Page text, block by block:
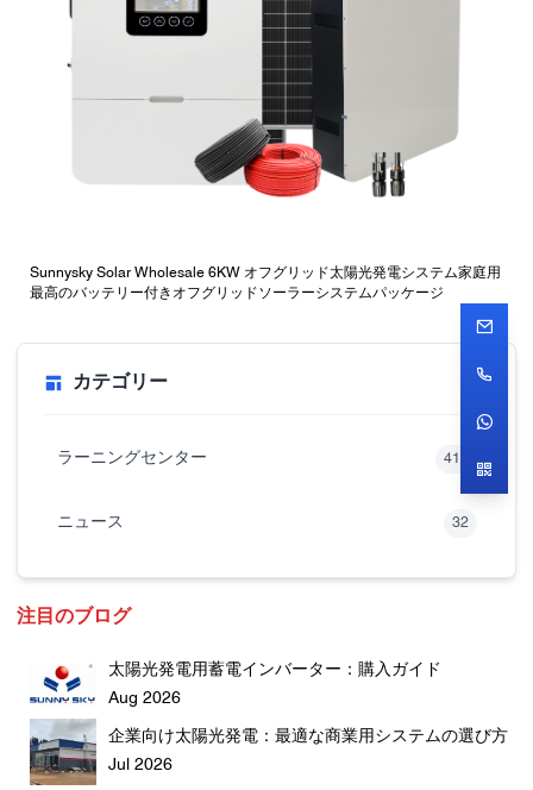
Sunnysky Solar Wholesale 6KW オフグリッド太陽光発電システム家庭用
最高のバッテリー付きオフグリッドソーラーシステムパッケージ
カテゴリー
ラーニングセンター 416
ニュース 32
注目のブログ
太陽光発電用蓄電インバーター：購入ガイド
Aug 2026
企業向け太陽光発電：最適な商業用システムの選び方
Jul 2026